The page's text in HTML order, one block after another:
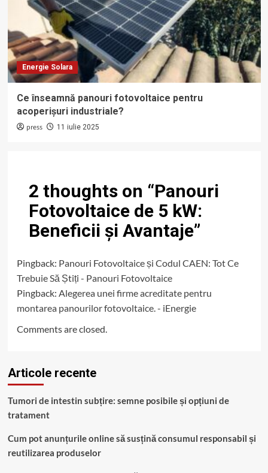
Energie Solara
Ce înseamnă panouri fotovoltaice pentru
acoperișuri industriale?
press 11 iulie 2025
2 thoughts on “Panouri
Fotovoltaice de 5 kW:
Beneficii și Avantaje”
Pingback: Panouri Fotovoltaice și Codul CAEN: Tot Ce
Trebuie Să Știți - Panouri Fotovoltaice
Pingback: Alegerea unei firme acreditate pentru
montarea panourilor fotovoltaice. - iEnergie
Comments are closed.
Articole recente
Tumori de intestin subțire: semne posibile și opțiuni de
tratament
Cum pot anunțurile online să susțină consumul responsabil și
reutilizarea produselor